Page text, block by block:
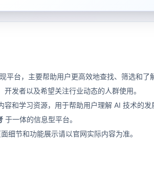
平台，主要帮助用户更高效地查找、筛选和
发者以及希望关注行业动态的人群使用。
和学习资源，用于帮助用户理解 AI 技术的
于一体的信息型平台。
细节和功能展示请以官网实际内容为准。